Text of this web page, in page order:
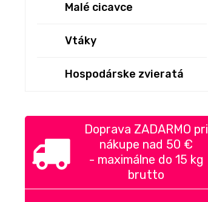
Malé cicavce
Vtáky
Hospodárske zvieratá
Doprava ZADARMO pri
nákupe nad 50 €
- maximálne do 15 kg
brutto